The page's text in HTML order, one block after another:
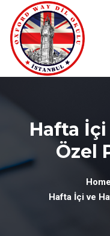
content
Hafta
Özel
Home
Hafta İçi ve